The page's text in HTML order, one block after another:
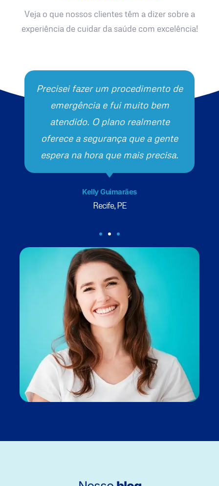
Veja o que nossos clientes têm a dizer sobre a
experiência de cuidar da saúde com excelência!
Precisei fazer um procedimento de
emergência e fui muito bem
atendido. O plano realmente
oferece a segurança que a gente
espera na hora que mais precisa.
Kelly Guimarães
Recife, PE